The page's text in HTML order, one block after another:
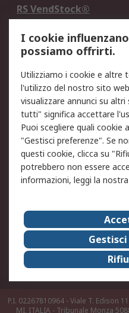
RS VendStock®
Legale
Informativa Cookie
Email Security
Condizioni di vendita
Etica e responsabilità
Chi Siamo
Chi Siamo
Supporto
Carriere
Press Centre
P.I. 02267810964 - Viale T. Edison
MI, ITALIA - Tribunale Monza
I cookie
possiamo offrirti.
Utilizziamo i cookie e altre
l'utilizzo del nostro sito
visualizzare annunci su
tutti" significa accettare
Puoi scegliere quali cookie
"Gestisci preferenze". Se
questi cookie, clicca su
potrebbero non essere
informazioni, leggi la nostra